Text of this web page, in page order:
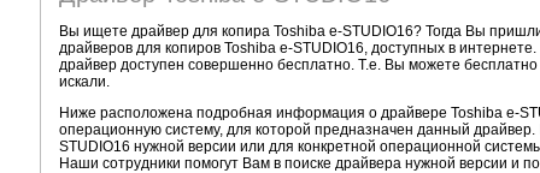
Вы ищете драйвер для копира Toshiba e-STUDIO16? Тогда Вы
драйверов для копиров Toshiba e-STUDIO16, доступных в
драйвер доступен совершенно бесплатно. Т.е. Вы можете
искали.
Ниже расположена подробная информация о драйвере Toshiba e-
операционную систему, для которой предназначен данный
STUDIO16 нужной версии или для конкретной операционной
Наши сотрудники помогут Вам в поиске драйвера нужной версии и